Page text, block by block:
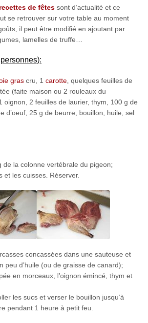
recettes de fêtessont d’actualité et ce
se retrouver sur votre table au moment
il peut être modifié en ajoutant par
lamelles de truffe…
grascru, 1 carotte, quelques feuilles de
(faite maison ou 2 rouleaux du
oignon, 2 feuilles de laurier, thym, 100 g de
d’oeuf, 25 g de beurre, bouillon, huile, sel
de la colonne vertébrale du pigeon;
et les cuisses. Réserver.
concassées dans une sauteuse et
peu d’huile (ou de graisse de canard);
en morceaux, l’oignon émincé, thym et
les sucs et verser le bouillon jusqu’à
pendant 1 heure à petit feu.